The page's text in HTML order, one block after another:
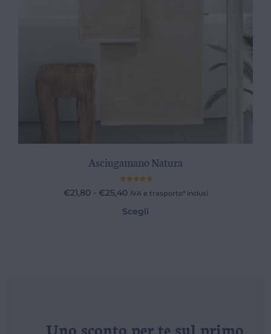
Asciugamano Natura
5.00 su 5
€21,80 - €25,40 IVA e trasporto* inclusi
Scegli
Uno sconto per te sul primo